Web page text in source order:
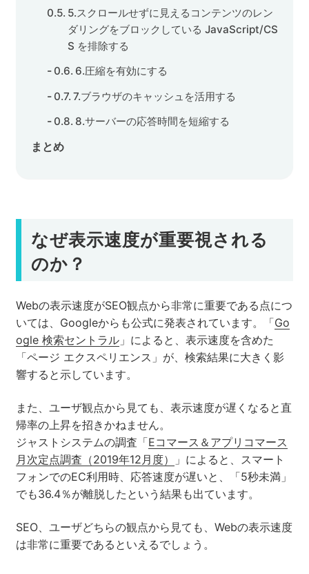
5.スクロールせずに見えるコンテンツのレン
ダリングをブロックしている JavaScript/CS
S を排除する
6.圧縮を有効にする
7.ブラウザのキャッシュを活用する
8.サーバーの応答時間を短縮する
まとめ
なぜ表示速度が重要視される
のか？
Webの表示速度がSEO観点から非常に重要である点につ
いては、Googleからも公式に発表されています。「Go
ogle 検索セントラル」によると、表示速度を含めた
「ページ エクスペリエンス」が、検索結果に大きく影
響すると示しています。
また、ユーザ観点から見ても、表示速度が遅くなると直
帰率の上昇を招きかねません。
ジャストシステムの調査「Eコマース＆アプリコマース
月次定点調査（2019年12月度）
」によると、スマート
フォンでのEC利用時、応答速度が遅いと、「5秒未満」
でも36.4％が離脱したという結果も出ています。
SEO、ユーザどちらの観点から見ても、Webの表示速度
は非常に重要であるといえるでしょう。